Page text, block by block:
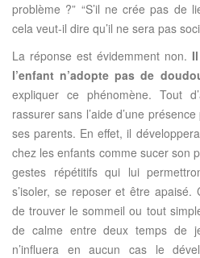
problème ?” “S’il ne crée pas de
cela veut-il dire qu’il ne sera pas
La réponse est évidemment non.
l’enfant n’adopte pas de
expliquer ce phénomène. Tout
rassurer sans l’aide d’une
ses parents. En effet, il
chez les enfants comme sucer son
gestes répétitifs qui lui
s’isoler, se reposer et être apaisé.
de trouver le sommeil ou tout
de calme entre deux temps de
n’influera en aucun cas le